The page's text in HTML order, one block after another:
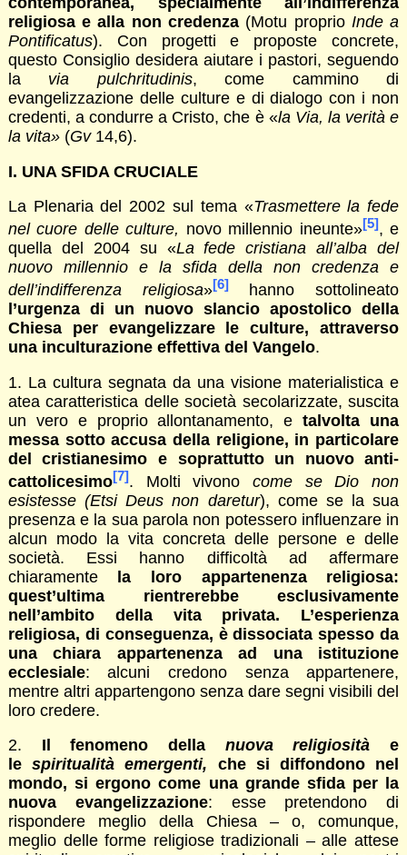
religiosa e alla non credenza (Motu proprio Inde a
Pontificatus). Con progetti e proposte concrete,
questo Consiglio desidera aiutare i pastori, seguendo
la via pulchritudinis, come cammino di
evangelizzazione delle culture e di dialogo con i non
credenti, a condurre a Cristo, che è «la Via, la verità e
la vita»(Gv14,6).
I. UNA SFIDA CRUCIALE
La Plenaria del 2002 sul tema «Trasmettere la fede
nel cuore delle culture, novo millennio ineunte»[5], e
quella del 2004 su «La fede cristiana all’alba del
nuovo millennio e la sfida della non credenza e
dell’indifferenza religiosa»[6]
hanno sottolineato
l’urgenza di un nuovo slancio apostolico della
Chiesa per evangelizzare le culture, attraverso
una inculturazione effettiva del Vangelo.
1. La cultura segnata da una visione materialistica e
atea caratteristica delle società secolarizzate, suscita
un vero e proprio allontanamento, etalvolta una
messa sotto accusa della religione, in particolare
del cristianesimo e soprattutto un nuovo anti-
cattolicesimo[7]. Molti vivono come se Dio non
esistesse (Etsi Deus non daretur), come se la sua
presenza e la sua parola non potessero influenzare in
alcun modo la vita concreta delle persone e delle
società. Essi hanno difficoltà ad affermare
chiaramente la loro appartenenza religiosa:
quest’ultima rientrerebbe esclusivamente
nell’ambito della vita privata. L’esperienza
religiosa, di conseguenza, è dissociata spesso da
una chiara appartenenza ad una istituzione
ecclesiale: alcuni credono senza appartenere,
mentre altri appartengono senza dare segni visibili del
loro credere.
2. Il fenomeno della nuova religiositàe
lespiritualità emergenti, che si diffondono nel
mondo, si ergono come una grande sfida per la
nuova evangelizzazione: esse pretendono di
rispondere meglio della Chiesa – o, comunque,
meglio delle forme religiose tradizionali – alle attese